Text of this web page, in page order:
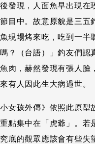
發現，人面魚早出現在
目中。故意原貌是三五
現場烤來吃，吃到一半
？（台語）」釣友們認
肉，赫然發現有張人臉
有人因此生大病過世。
小女孩外傳》依照此原型
點集中在「虎爺」。若
底的觀眾應該會有些失